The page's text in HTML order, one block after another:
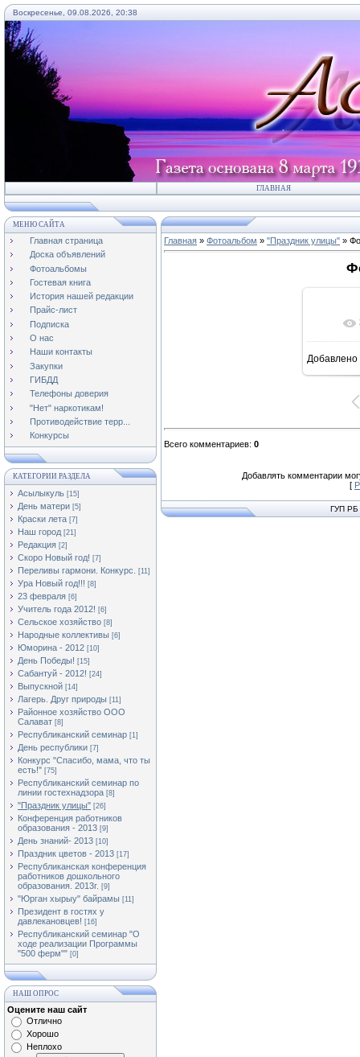
Воскресенье, 09.08.2026, 20:38
ГЛАВНАЯ
МЕНЮ САЙТА
Главная страница
Доска объявлений
Фотоальбомы
Гостевая книга
История нашей редакции
Прайс-лист
Подписка
О нас
Наши контакты
Закупки
ГИБДД
Телефоны доверия
"Нет" наркотикам!
Противодействие терр...
Конкурсы
КАТЕГОРИИ РАЗДЕЛА
Асылыкуль [15]
День матери [5]
Краски лета [7]
Наш город [21]
Редакция [2]
Скоро Новый год! [7]
Переливы гармони. Конкурс. [11]
Ура Новый год!!! [8]
23 февраля [6]
Учитель года 2012! [6]
Сельское хозяйство [8]
Народные коллективы [6]
Юморина - 2012 [10]
День Победы! [15]
Сабантуй - 2012! [24]
Выпускной [14]
Лагерь. Друг природы [11]
Районное хозяйство ООО
Салават [8]
Республиканский семинар [1]
День республики [7]
Конкурс "Спасибо, мама, что ты
есть!" [75]
Республиканский семинар по
линии гостехнадзора [8]
"Праздник улицы" [26]
Конференция работников
образования - 2013 [9]
День знаний- 2013 [10]
Праздник цветов - 2013 [17]
Республиканская конференция
работников дошкольного
образования. 2013г. [9]
"Юрган хырыу" байрамы [11]
Президент в гостях у
давлекановцев! [16]
Республиканский семинар "О
ходе реализации Программы
"500 ферм"" [0]
НАШ ОПРОС
Оцените наш сайт
Отлично
Хорошо
Неплохо
Главная » Фотоальбом » "Праздник улицы" »
Добавлено
Всего комментариев: 0
Добавлять комментарии
[
ГУП РБ